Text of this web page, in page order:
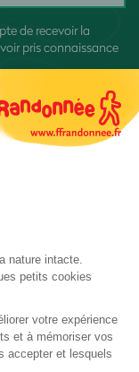
de recevoir la
pris connaissance
nature intacte.
petits cookies
votre expérience
et à mémoriser vos
accepter et lesquels